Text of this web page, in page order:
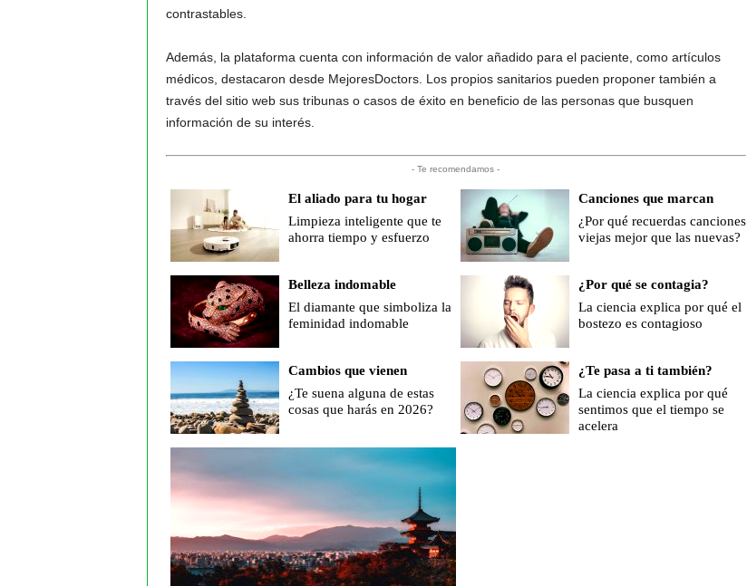
contrastables.
Además, la plataforma cuenta con información de valor añadido para el paciente, como artículos
médicos, destacaron desde MejoresDoctors. Los propios sanitarios pueden proponer también a
través del sitio web sus tribunas o casos de éxito en beneficio de las personas que busquen
información de su interés.
- Te recomendamos -
El aliado para tu hogar
Limpieza inteligente que te
ahorra tiempo y esfuerzo
Canciones que marcan
¿Por qué recuerdas canciones
viejas mejor que las nuevas?
Belleza indomable
El diamante que simboliza la
feminidad indomable
¿Por qué se contagia?
La ciencia explica por qué el
bostezo es contagioso
Cambios que vienen
¿Te suena alguna de estas
cosas que harás en 2026?
¿Te pasa a ti también?
La ciencia explica por qué
sentimos que el tiempo se
acelera